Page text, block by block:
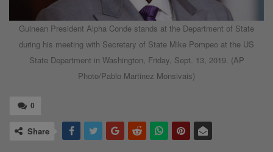
Guinean President Alpha Conde stands at the Department of State
during his meeting with Secretary of State Mike Pompeo at the US
State Department in Washington, Friday, Sept. 13, 2019. (AP
Photo/Pablo Martinez Monsivais)
0
Share